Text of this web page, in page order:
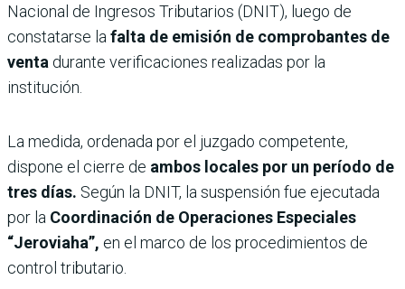
Nacional de Ingresos Tributarios (DNIT), luego de
constatarse la falta de emisión de comprobantes de
venta durante verificaciones realizadas por la
institución.
La medida, ordenada por el juzgado competente,
dispone el cierre de ambos locales por un período de
tres días. Según la DNIT, la suspensión fue ejecutada
por la Coordinación de Operaciones Especiales
“Jeroviaha”, en el marco de los procedimientos de
control tributario.